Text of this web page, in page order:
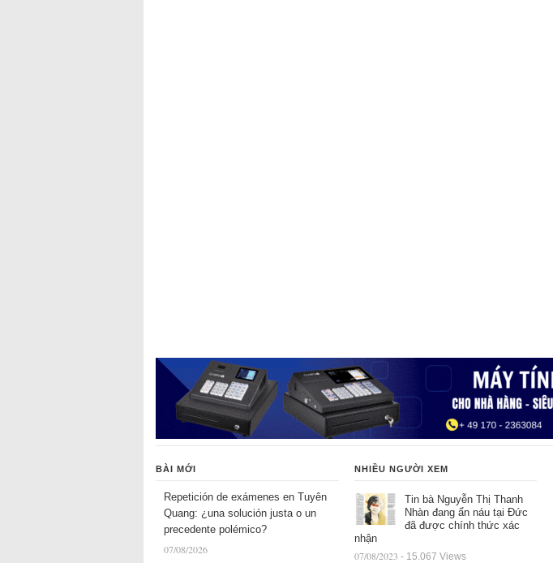
BÀI MỚI
Repetición de exámenes en Tuyên
Quang: ¿una solución justa o un
precedente polémico?
07/08/2026
NHIỀU NGƯỜI XEM
Tin bà Nguyễn Thị Thanh
Nhàn đang ẩn náu tại Đức
đã được chính thức xác
nhận
07/08/2023 - 15.067 Views